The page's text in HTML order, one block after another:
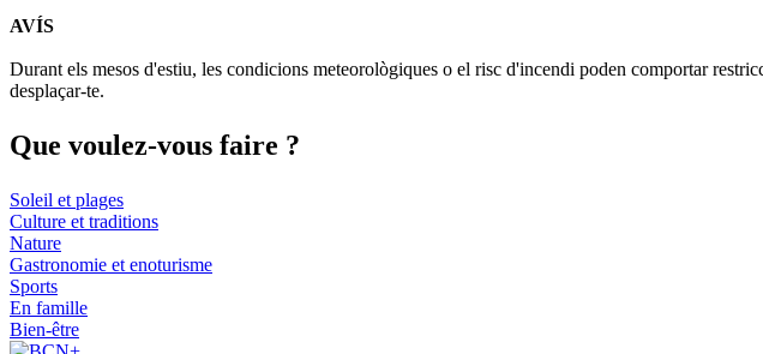
−
AVÍS
Durant els mesos d'estiu, les condicions meteorològiques o el risc d'incendi poden comportar
desplaçar-te.
Que voulez-vous faire ?
Soleil et plages
Culture et traditions
Nature
Gastronomie et enoturisme
Sports
En famille
Bien-être